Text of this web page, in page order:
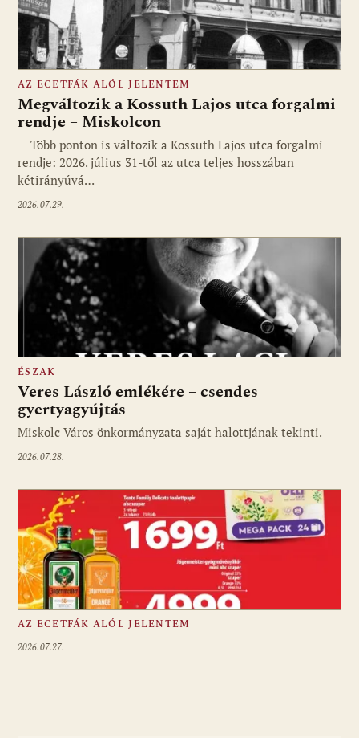
AZ ECETFÁK ALÓL JELENTEM
Megváltozik a Kossuth Lajos utca forgalmi
rendje – Miskolcon
Több ponton is változik a Kossuth Lajos utca forgalmi
rendje: 2026. július 31-től az utca teljes hosszában
kétirányúvá…
2026.07.29.
ÉSZAK
Veres László emlékére – csendes
gyertyagyújtás
Miskolc Város önkormányzata saját halottjának tekinti.
2026.07.28.
AZ ECETFÁK ALÓL JELENTEM
2026.07.27.